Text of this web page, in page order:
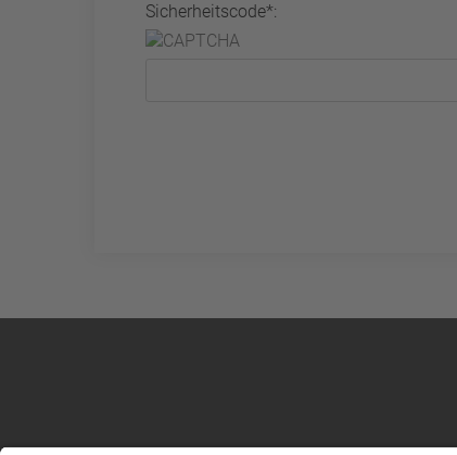
Sicherheitscode*: